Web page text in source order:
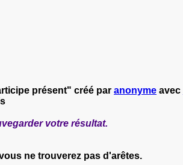
présent" créé par anonyme avec
votre résultat.
ne trouverez pas d'arêtes.